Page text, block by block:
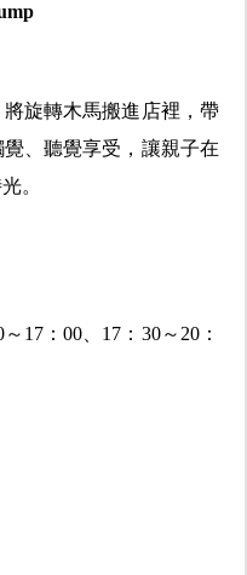
旋轉木馬搬進店裡，帶
、聽覺享受，讓親子在
。
17：00、17：30～20：